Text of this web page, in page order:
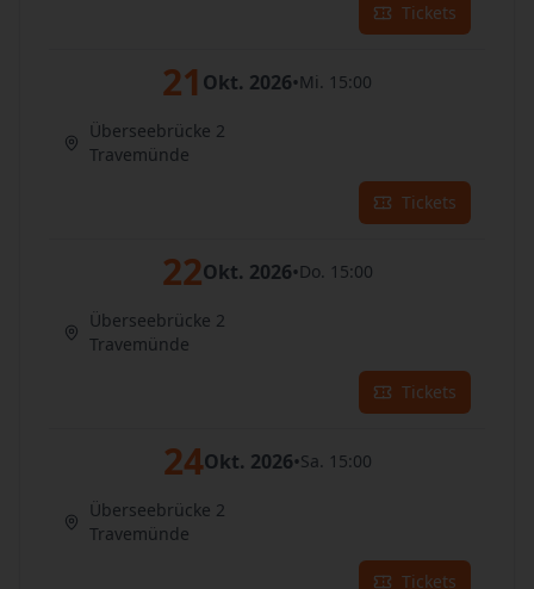
Tickets
21 Okt. 2026•Mi. 15:00
Überseebrücke 2
Travemünde
Tickets
22Okt. 2026•Do. 15:00
Überseebrücke 2
Travemünde
Tickets
24Okt. 2026•Sa. 15:00
Überseebrücke 2
Travemünde
Tickets